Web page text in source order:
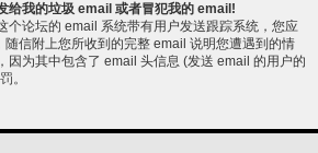
给我的垃圾 email 或者冒犯我的 email!
个论坛的 email 系统带有用户发送跟踪系统，您应
信附上您所收到的完整 email 说明您遭遇到的情
因为其中包含了 email 头信息 (发送 email 的用户的
。